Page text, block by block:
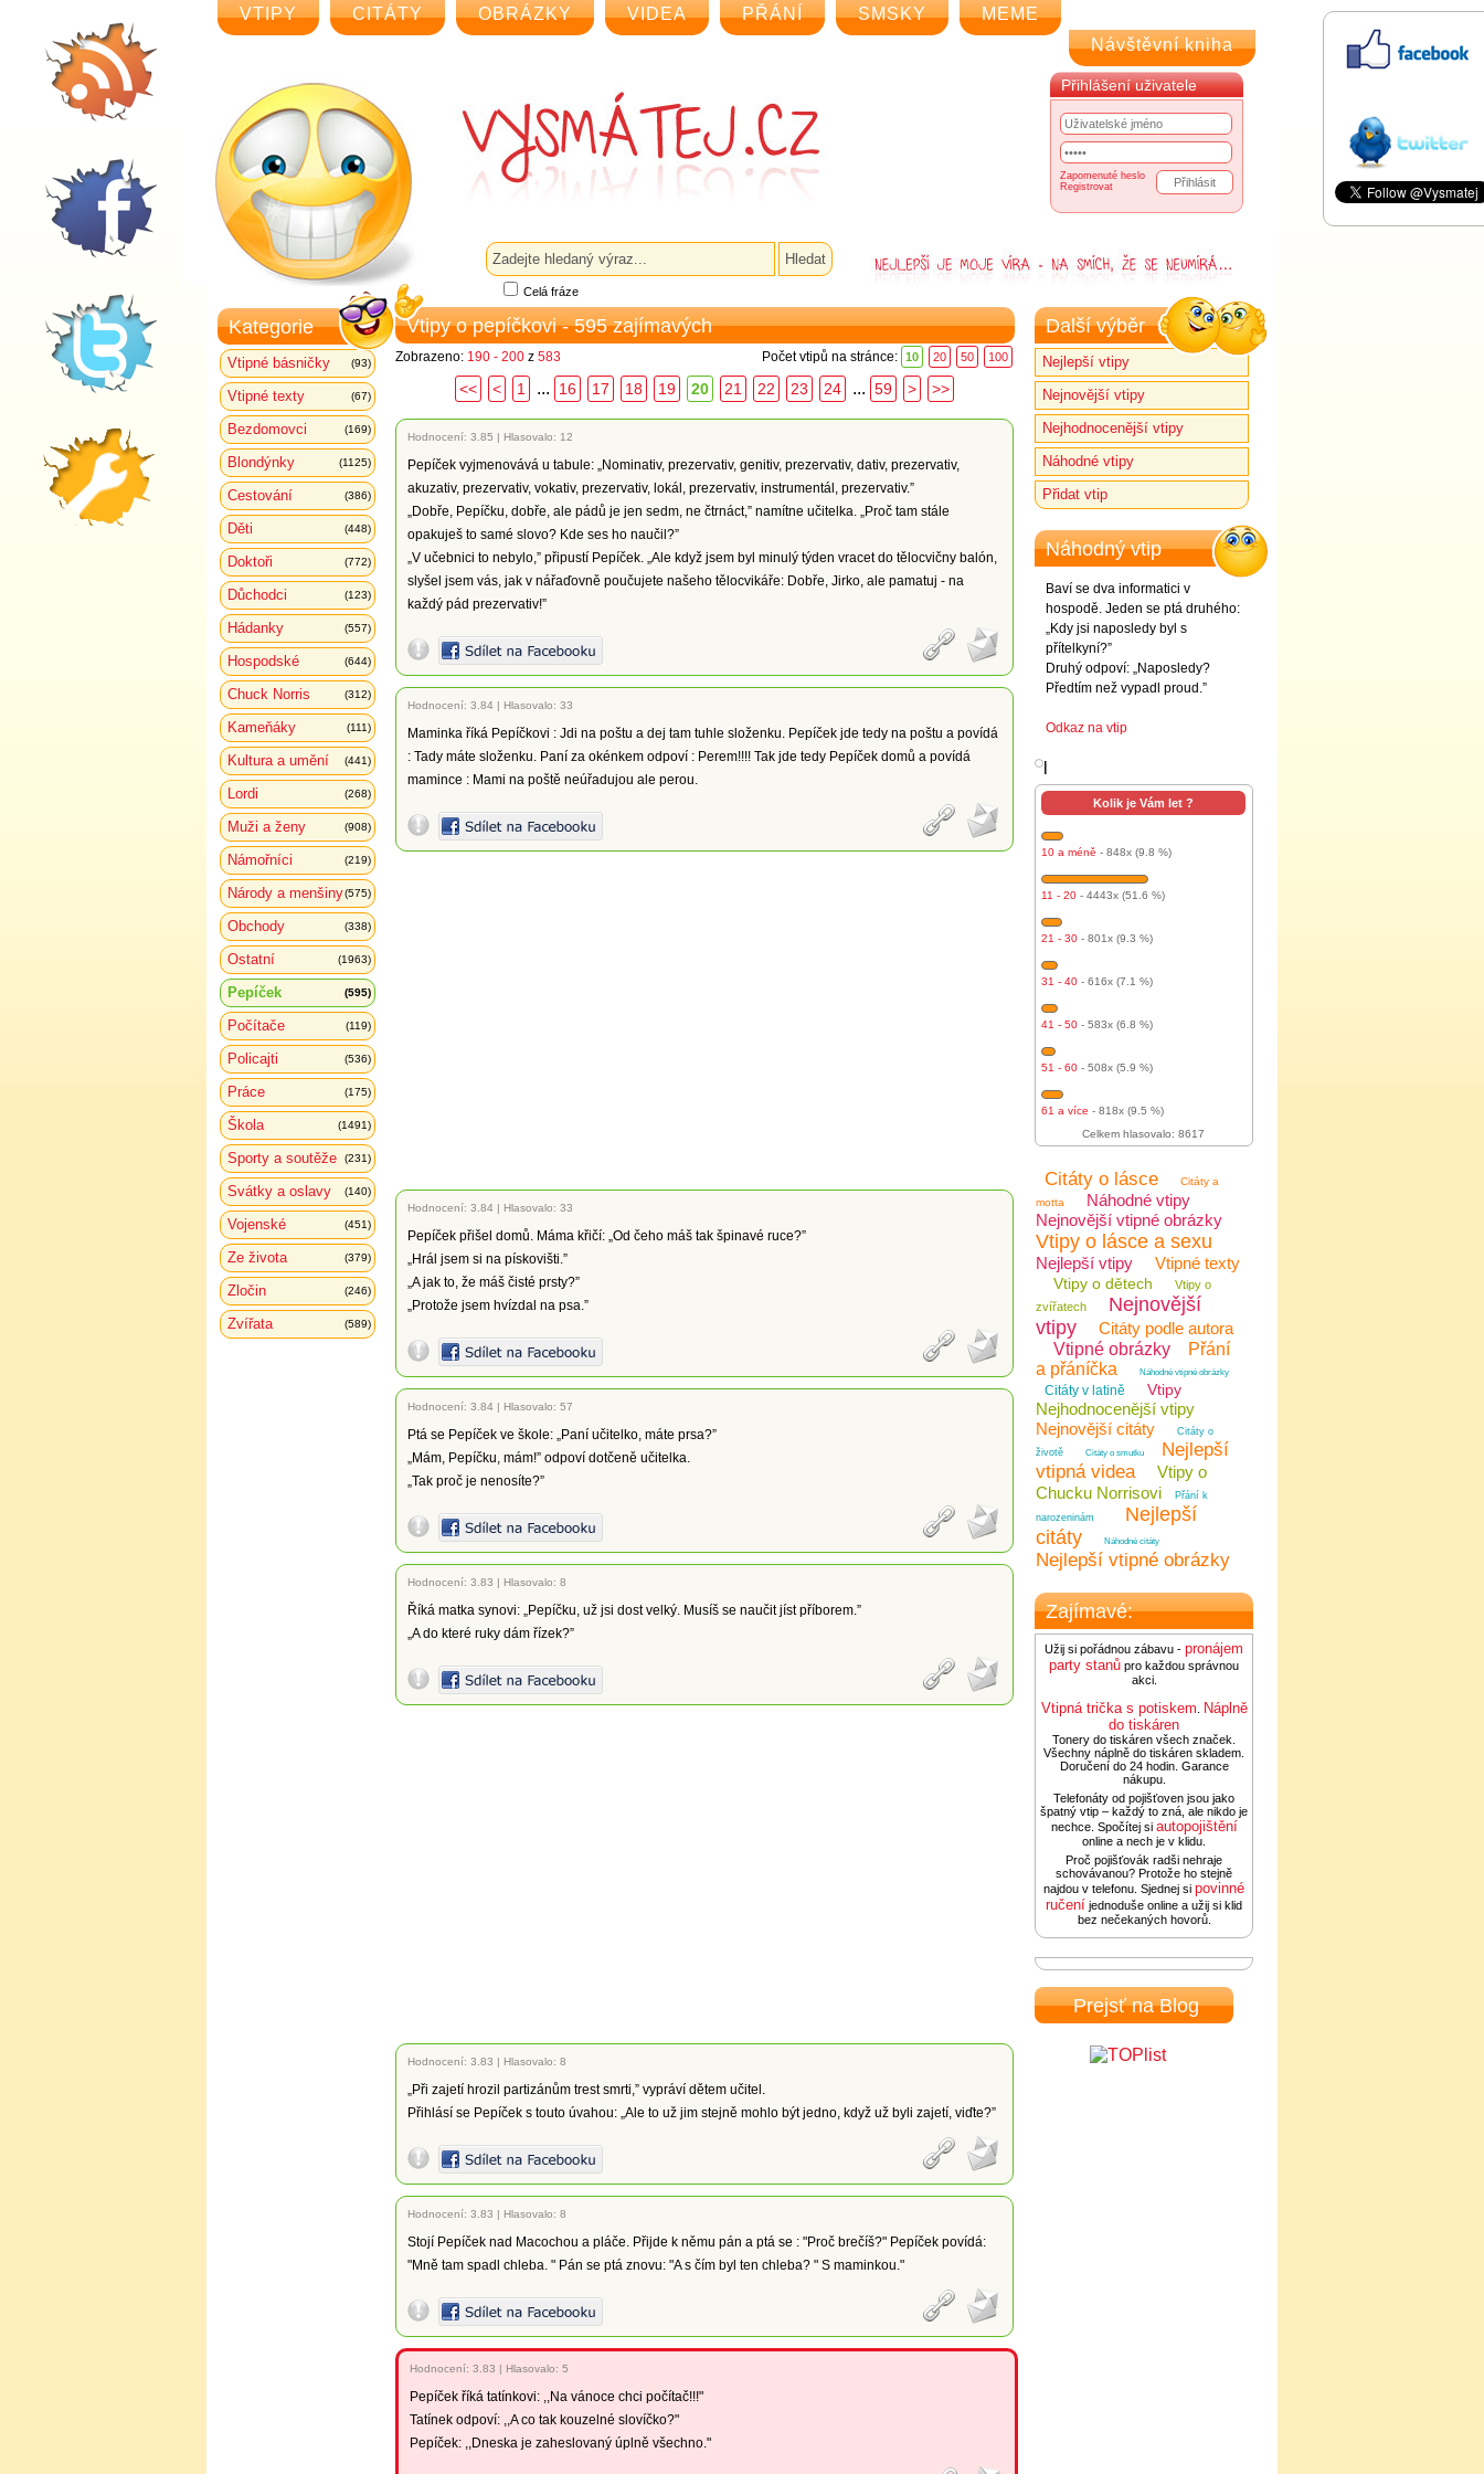
VTIPY CITÁTY OBRÁZKY VIDEA PŘÁNÍ SMSKY
MEME
Návštěvní kniha
Přihlášení uživatele
Zapomenuté heslo
Registrovat
Celá fráze
Kategorie
Vtipné básničky (93)
Vtipné texty (67)
Bezdomovci (169)
Blondýnky (1125)
Cestování (386)
Děti (448)
Doktoři (772)
Důchodci (123)
Hádanky (557)
Hospodské (644)
Chuck Norris (312)
Kameňáky (111)
Kultura a umění (441)
Lordi (268)
Muži a ženy (908)
Námořníci (219)
Národy a menšiny(575)
Obchody (338)
Ostatní (1963)
Pepíček (595)
Počítače (119)
Policajti (536)
Práce (175)
Škola (1491)
Sporty a soutěže (231)
Svátky a oslavy (140)
Vojenské (451)
Ze života (379)
Zločin (246)
Zvířata (589)
Vtipy o pepíčkovi - 595 zajímavých
Zobrazeno: 190 - 200 z 583 Počet vtipů na stránce: 10 20 50 100
<< < 1 ... 16 17 18 19 20 21 22 23 24 ... 59 > >>
Hodnocení: 3.85 | Hlasovalo: 12
Pepíček vyjmenovává u tabule: „Nominativ, prezervativ, genitiv, prezervativ, dativ, prezervativ,
akuzativ, prezervativ, vokativ, prezervativ, lokál, prezervativ, instrumentál, prezervativ.”
„Dobře, Pepíčku, dobře, ale pádů je jen sedm, ne čtrnáct,” namítne učitelka. „Proč tam stále
opakuješ to samé slovo? Kde ses ho naučil?”
„V učebnici to nebylo,” připustí Pepíček. „Ale když jsem byl minulý týden vracet do tělocvičny balón,
slyšel jsem vás, jak v nářaďovně poučujete našeho tělocvikáře: Dobře, Jirko, ale pamatuj - na
každý pád prezervativ!”
Hodnocení: 3.84 | Hlasovalo: 33
Maminka říká Pepíčkovi : Jdi na poštu a dej tam tuhle složenku. Pepíček jde tedy na poštu a povídá
: Tady máte složenku. Paní za okénkem odpoví : Perem!!!! Tak jde tedy Pepíček domů a povídá
mamince : Mami na poště neúřadujou ale perou.
Hodnocení: 3.84 | Hlasovalo: 33
Pepíček přišel domů. Máma křičí: „Od čeho máš tak špinavé ruce?”
„Hrál jsem si na pískovišti.”
„A jak to, že máš čisté prsty?”
„Protože jsem hvízdal na psa.”
Hodnocení: 3.84 | Hlasovalo: 57
Ptá se Pepíček ve škole: „Paní učitelko, máte prsa?”
„Mám, Pepíčku, mám!” odpoví dotčeně učitelka.
„Tak proč je nenosíte?”
Hodnocení: 3.83 | Hlasovalo: 8
Říká matka synovi: „Pepíčku, už jsi dost velký. Musíš se naučit jíst příborem.”
„A do které ruky dám řízek?”
Hodnocení: 3.83 | Hlasovalo: 8
„Při zajetí hrozil partizánům trest smrti,” vypráví dětem učitel.
Přihlásí se Pepíček s touto úvahou: „Ale to už jim stejně mohlo být jedno, když už byli zajetí, viďte?”
Hodnocení: 3.83 | Hlasovalo: 8
Stojí Pepíček nad Macochou a pláče. Přijde k němu pán a ptá se : "Proč brečíš?" Pepíček povídá:
"Mně tam spadl chleba. " Pán se ptá znovu: "A s čím byl ten chleba? " S maminkou."
Hodnocení: 3.83 | Hlasovalo: 5
Pepíček říká tatínkovi: ,,Na vánoce chci počítač!!!"
Tatínek odpoví: ,,A co tak kouzelné slovíčko?"
Pepíček: ,,Dneska je zaheslovaný úplně všechno."
Další výběr
Nejlepší vtipy
Nejnovější vtipy
Nejhodnocenější vtipy
Náhodné vtipy
Přidat vtip
Náhodný vtip
Baví se dva informatici v
hospodě. Jeden se ptá druhého:
„Kdy jsi naposledy byl s
přítelkyní?”
Druhý odpoví: „Naposledy?
Předtím než vypadl proud.”
Odkaz na vtip
Kolik je Vám let ?
10 a méně - 848x (9.8 %)
11 - 20 - 4443x (51.6 %)
21 - 30 - 801x (9.3 %)
31 - 40 - 616x (7.1 %)
41 - 50 - 583x (6.8 %)
51 - 60 - 508x (5.9 %)
61 a více - 818x (9.5 %)
Celkem hlasovalo: 8617
Citáty o lásce
Citáty a
motta
Náhodné vtipy
Nejnovější vtipné obrázky
Vtipy o lásce a sexu
Nejlepší vtipy Vtipné texty
Vtipy o dětech
Vtipy o
zvířatech
Nejnovější
vtipy
Citáty podle autora
Vtipné obrázky
Přání
a přáníčka
Náhodné vtipné obrázky
Citáty v latině Vtipy
Nejhodnocenější vtipy
Nejnovější citáty
Citáty o
životě
Citáty o smutku
Nejlepší
vtipná videa
Vtipy o
Chucku Norrisovi
Přání k
narozeninám
Nejlepší
citáty
Náhodné citáty
Nejlepší vtipné obrázky
Zajímavé:
Užij si pořádnou zábavu - pronájem
party stanů pro každou správnou
akci.
Vtipná trička s potiskem Náplně
do tiskáren
Tonery do tiskáren všech značek.
Všechny náplně do tiskáren skladem.
Doručení do 24 hodin. Garance
nákupu.
Telefonáty od pojišťoven jsou jako
špatný vtip – každý to zná, ale nikdo je
nechce. Spočítej si autopojištění
online a nech je v klidu.
Proč pojišťovák radši nehraje
schovávanou? Protože ho stejně
najdou v telefonu. Sjednej si povinné
ručení jednoduše online a užij si klid
bez nečekaných hovorů.
Prejsť na Blog